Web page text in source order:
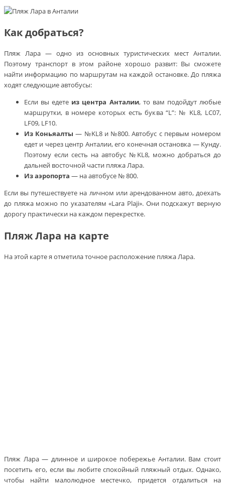
Как добраться?
Пляж Лара — одно из основных туристических мест Анталии.
Поэтому транспорт в этом районе хорошо развит: Вы сможете
найти информацию по маршрутам на каждой остановке. До пляжа
ходят следующие автобусы:
Если вы едете из центра Анталии, то вам подойдут любые
маршрутки, в номере которых есть буква “L”: № KL8, LC07,
LF09, LF10.
Из Коньяалты — №KL8 и №800. Автобус с первым номером
едет и через центр Анталии, его конечная остановка — Кунду.
Поэтому если сесть на автобус №KL8, можно добраться до
дальней восточной части пляжа Лара.
Из аэропорта — на автобусе № 800.
Если вы путешествуете на личном или арендованном авто, доехать
до пляжа можно по указателям «Lara Plaji». Они подскажут верную
дорогу практически на каждом перекрестке.
Пляж Лара на карте
На этой карте я отметила точное расположение пляжа Лара.
Пляж Лара — длинное и широкое побережье Анталии. Вам стоит
посетить его, если вы любите спокойный пляжный отдых. Однако,
чтобы найти малолюдное местечко, придется отдалиться на